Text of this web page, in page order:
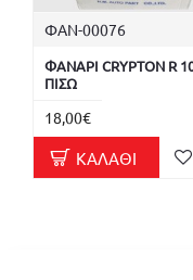
ΦΑΝ-00076
ΦΑΝΑΡΙ CRYPTON R
ΠΙΣΩ
18,00€
ΚΑΛΆΘΙ